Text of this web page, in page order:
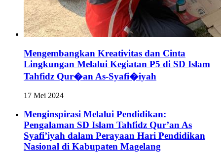
Mengembangkan Kreativitas dan Cinta
Lingkungan Melalui Kegiatan P5 di SD Islam
Tahfidz Qur�an As-Syafi�iyah
17 Mei 2024
Menginspirasi Melalui Pendidikan:
Pengalaman SD Islam Tahfidz Qur’an As
Syafi’iyah dalam Perayaan Hari Pendidikan
Nasional di Kabupaten Magelang